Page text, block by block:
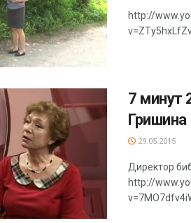
http://
7 минут
Гришина
29.05.2015
Директор
http://